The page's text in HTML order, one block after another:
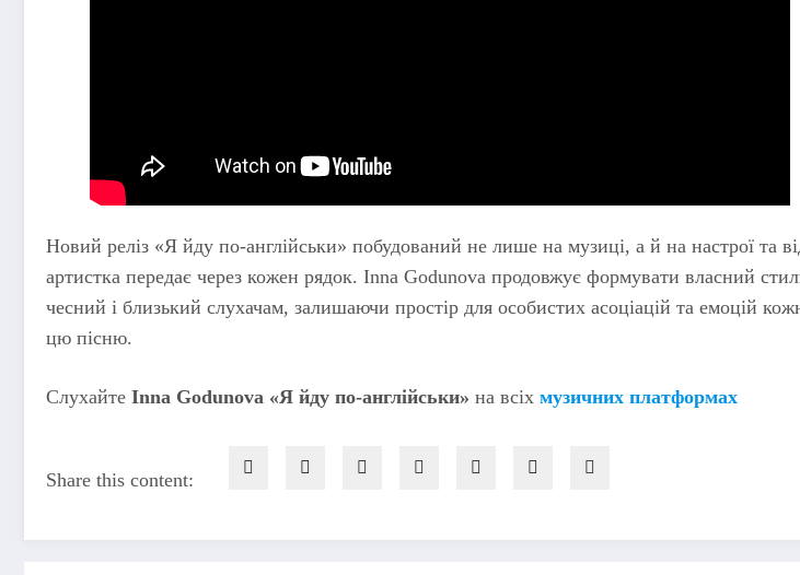
Новий реліз «Я йду по-англійськи» побудований не лише на музиці, а й на настрої та
артистка передає через кожен рядок. Inna Godunova продовжує формувати власний
чесний і близький слухачам, залишаючи простір для особистих асоціацій та емоцій
цю пісню.
Слухайте Inna Godunova «Я йду по-англійськи» на всіх музичних платформах
Share this content: